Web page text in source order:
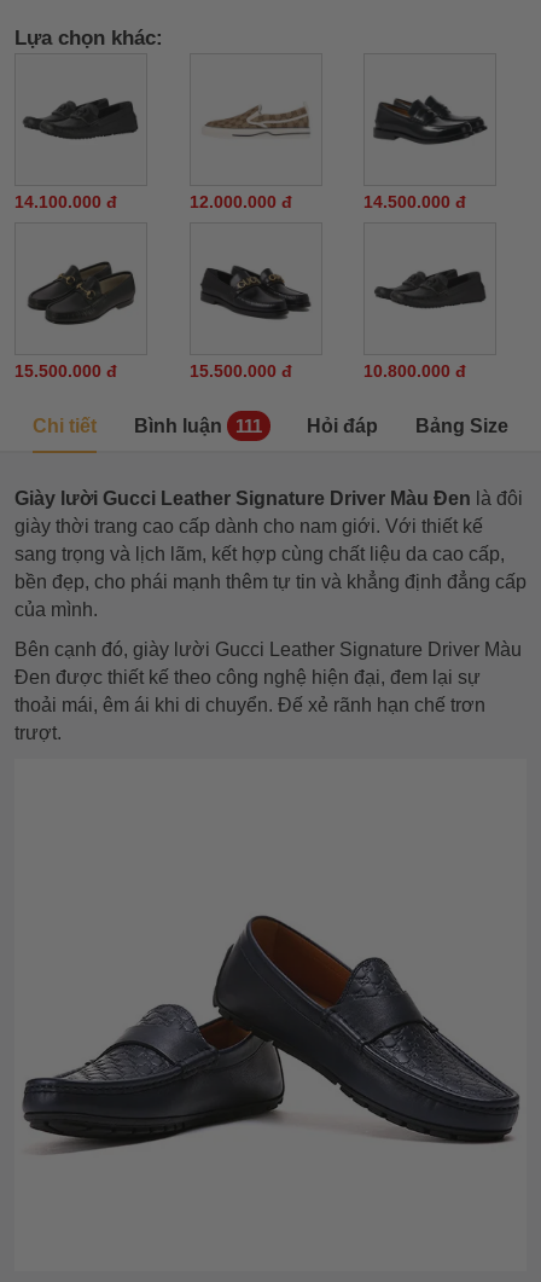
Lựa chọn khác:
14.100.000 đ 12.000.000 đ 14.500.000 đ
15.500.000 đ 15.500.000 đ 10.800.000 đ
Chi tiết Bình luận 111 Hỏi đáp Bảng Size
Giày lười Gucci Leather Signature Driver Màu Đen là đôi
giày thời trang cao cấp dành cho nam giới. Với thiết kế
sang trọng và lịch lãm, kết hợp cùng chất liệu da cao cấp,
bền đẹp, cho phái mạnh thêm tự tin và khẳng định đẳng cấp
của mình.
Bên cạnh đó, giày lười Gucci Leather Signature Driver Màu
Đen được thiết kế theo công nghệ hiện đại, đem lại sự
thoải mái, êm ái khi di chuyển. Đế xẻ rãnh hạn chế trơn
trượt.